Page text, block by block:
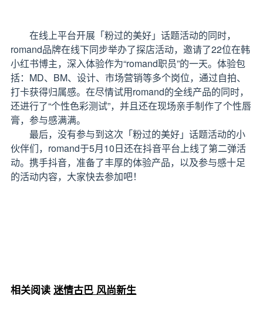
在线上平台开展「粉过的美好」话题活动的同时，
romand品牌在线下同步举办了探店活动，邀请了22位在韩
小红书博主，深入体验作为“romand职员”的一天。体验包
括：MD、BM、设计、市场营销等多个岗位，通过自拍、
打卡获得归属感。在尽情试用romand的全线产品的同时，
还进行了“个性色彩测试”，并且还在现场亲手制作了个性唇
膏，参与感满满。
最后，没有参与到这次「粉过的美好」话题活动的小
伙伴们，romand于5月10日还在抖音平台上线了第二弹活
动。携手抖音，准备了丰厚的体验产品，以及参与感十足
的活动内容，大家快去参加吧！
相关阅读 迷情古巴 风尚新生